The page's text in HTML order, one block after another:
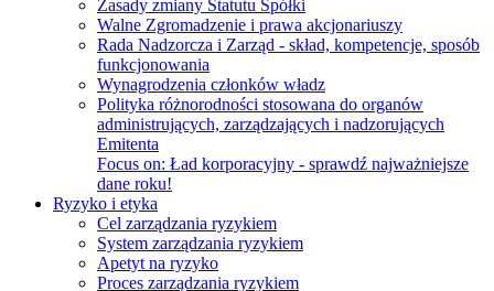
Zasady zmiany Statutu Spółki
Walne Zgromadzenie i prawa akcjonariuszy
Rada Nadzorcza i Zarząd - skład, kompetencje, sposób
funkcjonowania
Wynagrodzenia członków władz
Polityka różnorodności stosowana do organów
administrujących, zarządzających i nadzorujących
Emitenta
Focus on: Ład korporacyjny - sprawdź najważniejsze
dane roku!
Ryzyko i etyka
Cel zarządzania ryzykiem
System zarządzania ryzykiem
Apetyt na ryzyko
Proces zarządzania ryzykiem